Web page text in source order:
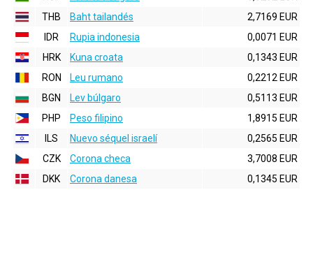
THB
Baht tailandés
2,7169 EUR
IDR
Rupia indonesia
0,0071 EUR
HRK
Kuna croata
0,1343 EUR
RON
Leu rumano
0,2212 EUR
BGN
Lev búlgaro
0,5113 EUR
PHP
Peso filipino
1,8915 EUR
ILS
Nuevo séquel israelí
0,2565 EUR
CZK
Corona checa
3,7008 EUR
DKK
Corona danesa 0,1345 EUR